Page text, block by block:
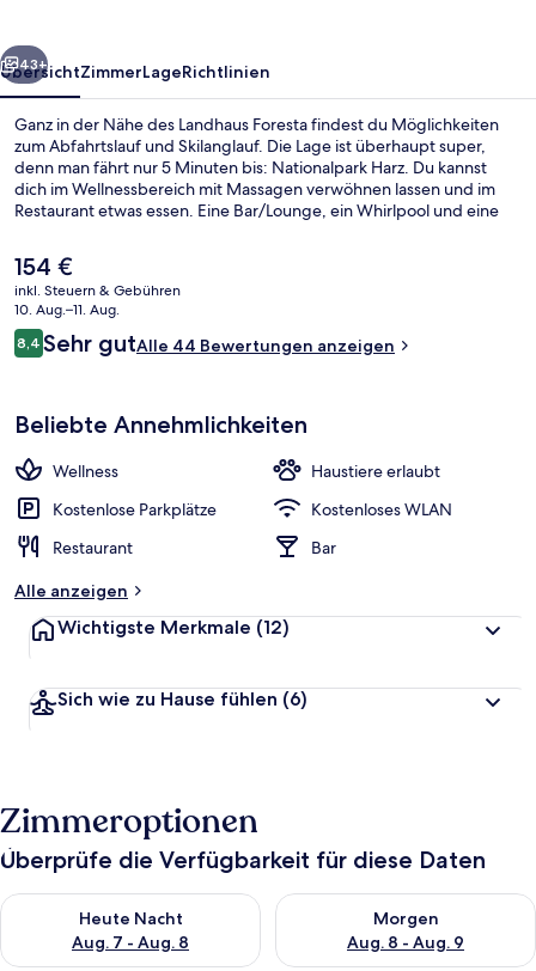
Weiter
43+
ÜbersichtZimmerLageRichtlinien
Ganz in der Nähe des Landhaus Foresta findest du Möglichkeiten
zum Abfahrtslauf und Skilanglauf. Die Lage ist überhaupt super,
denn man fährt nur 5 Minuten bis: Nationalpark Harz. Du kannst
dich im Wellnessbereich mit Massagen verwöhnen lassen und im
Restaurant etwas essen. Eine Bar/Lounge, ein Whirlpool und eine
profitierst du ebenfalls.
Der
aktuelle
Preis
beträgt
154 €.
154 €
inkl. Steuern & Gebühren
10. Aug.–11. Aug.
Bewertungen
8,48,4 von 10.
Sehr gutAlle 44 Bewertungen anzeigen
Beliebte Annehmlichkeiten
Wellness
Haustiere erlaubt
Kostenlose Parkplätze
Kostenloses WLAN
Restaurant
Bar
Alle anzeigen
Wichtigste Merkmale (12)
Sich wie zu Hause fühlen (6)
Zimmeroptionen
Überprüfe die Verfügbarkeit für diese Daten
Heute Nacht
Aug. 7 - Aug. 8
Überprüfe die Verfügbarkeit für heute Nacht, Aug. 7 - Aug. 8.
Morgen
Aug. 8 - Aug. 9
Überprüfe die Verfügbarkeit